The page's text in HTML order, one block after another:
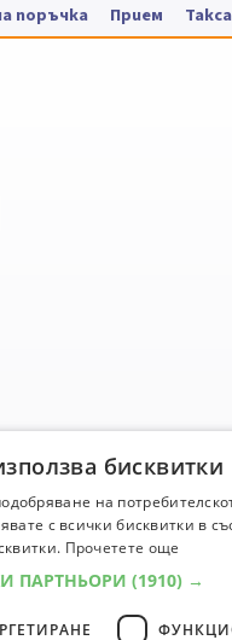
поръчка Прием
бисквитки
на
с всички бисквитки в
Прочетете още
ПАРТНЬОРИ (1910) →